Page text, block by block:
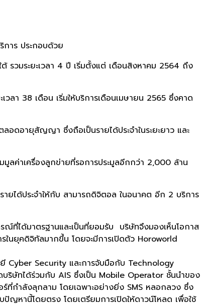
การ ประกอบด้วย
รวมระยะเวลา 4 ปี เริ่มตั้งแต่ เดือนสิงหาคม 2564 ถึง
ลา 38 เดือน เริ่มให้บริการเดือนเมษายน 2565 ซึ่งคาด
ลอดอายุสัญญา ซึ่งถือเป็นรายได้ประจำในระยะยาว และ
ลค่าเครื่องลูกข่ายที่รอการประมูลอีกกว่า 2,000 ล้าน
ายได้ประจำให้กับ สามารถดิจิตอล ในอนาคต อีก 2 บริการ
ณ์ที่ได้มาตรฐานและเป็นที่ยอมรับ บริษัทจึงมองเห็นโอกาส
นยุคดิจิทัลมากขึ้น โดยจะมีการเปิดตัว Horoworld
Cyber Security และการจับมือกับ Technology
ริษัทได้ร่วมกับ AIS ซึ่งเป็น Mobile Operator ชั้นนำของ
ที่กำลังลุกลาม โดยเฉพาะอย่างยิ่ง SMS หลอกลวง ซึ่ง
หานี้โดยตรง โดยเตรียมการเปิดให้ดาวน์โหลด เพื่อใช้